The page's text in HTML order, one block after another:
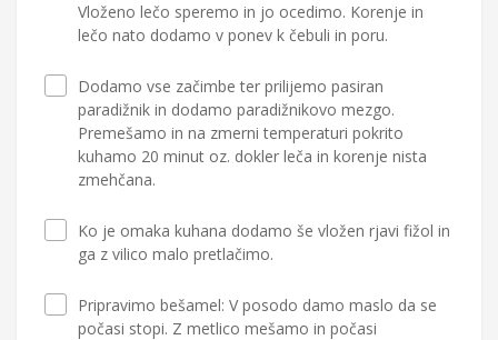
Vloženo lečo speremo in jo ocedimo. Korenje in
lečo nato dodamo v ponev k čebuli in poru.
Dodamo vse začimbe ter prilijemo pasiran
paradižnik in dodamo paradižnikovo mezgo.
Premešamo in na zmerni temperaturi pokrito
kuhamo 20 minut oz. dokler leča in korenje nista
zmehčana.
Ko je omaka kuhana dodamo še vložen rjavi fižol in
ga z vilico malo pretlačimo.
Pripravimo bešamel: V posodo damo maslo da se
počasi stopi. Z metlico mešamo in počasi